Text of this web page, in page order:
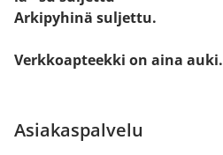
Arkipyhinä suljettu.
Verkkoapteekki on aina auki.
Asiakaspalvelu